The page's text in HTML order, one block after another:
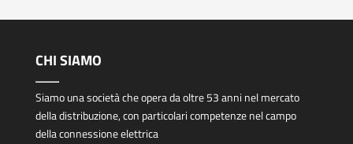
CHI SIAMO
Siamo una società che opera da oltre 53 anni nel mercato
della distribuzione, con particolari competenze nel campo
della connessione elettrica